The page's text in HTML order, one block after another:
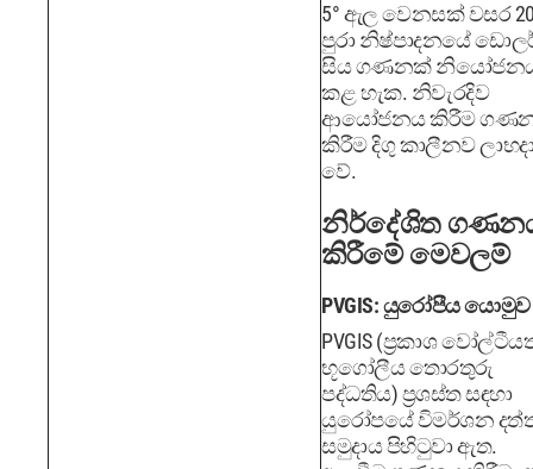
5° ඇල වෙනසක් වසර
පුරා නිෂ්පාදනයේ
සිය ගණනක්
කළ හැක. නිවැරදිව
ආයෝජනය කිරීම
කිරීම දිගු කාලීනව
වේ.
නිර්දේශිත
කිරීමේ මෙවලම්
PVGIS: යුරෝපීය යොමුව
PVGIS (ප්‍රකාශ
භූගෝලීය තොරතුරු
පද්ධතිය) ප්‍රශස්ත සඳහා
යුරෝපයේ විමර්ශන
සමුදාය පිහිටුවා ඇත.